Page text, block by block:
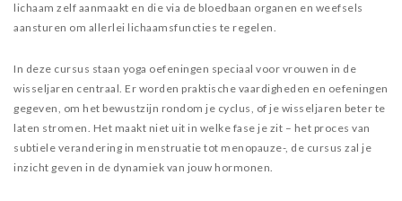
lichaam zelf aanmaakt en die via de bloedbaan organen en weefsels
aansturen om allerlei lichaamsfuncties te regelen.
In deze cursus staan yoga oefeningen speciaal voor vrouwen in de
wisseljaren centraal. Er worden praktische vaardigheden en oefeningen
gegeven, om het bewustzijn rondom je cyclus, of je wisseljaren beter te
laten stromen. Het maakt niet uit in welke fase je zit – het proces van
subtiele verandering in menstruatie tot menopauze-, de cursus zal je
inzicht geven in de dynamiek van jouw hormonen.